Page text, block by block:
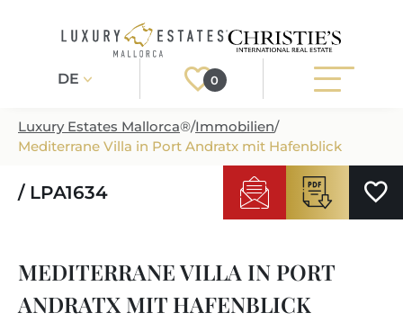
DE 0
Registrieren Login
BAUPROJEKTE
SERVICE
UNSER SERVICE
ÜBER UNS
Luxury Estates Mallorca®/Immobilien/
Mediterrane Villa in Port Andratx mit Hafenblick
/ LPA1634
MEDITERRANE VILLA IN PORT
ANDRATX MIT HAFENBLICK